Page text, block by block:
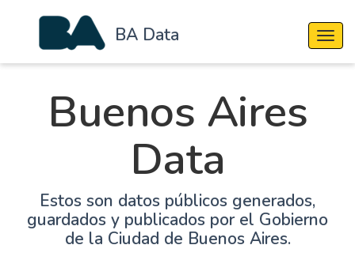
BA Data
Buenos Aires
Data
Estos son datos públicos generados,
guardados y publicados por el Gobierno
de la Ciudad de Buenos Aires.